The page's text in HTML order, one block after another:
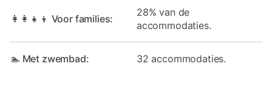
👩‍👩‍👧‍👦 Voor families:
28% van de
accommodaties.
🏊 Met zwembad: 32 accommodaties.